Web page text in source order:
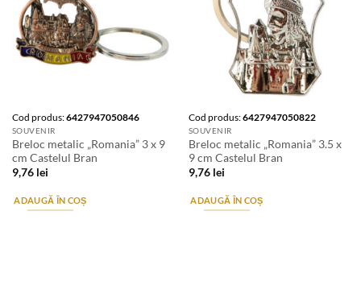
Cod produs:6427947050846
SOUVENIR
Breloc metalic „Romania” 3 x 9
cm Castelul Bran
9,76 lei
ADAUGĂ ÎN COȘ
Cod produs:6427947050822
SOUVENIR
Breloc metalic „Romania” 3.5 x
9 cm Castelul Bran
9,76 lei
ADAUGĂ ÎN COȘ